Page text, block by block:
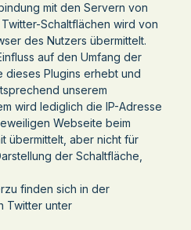
mit den Servern von
Schaltflächen wird von
des Nutzers übermittelt.
auf den Umfang der
dieses Plugins erhebt und
unserem
wird lediglich die IP-Adresse
Webseite beim
übermittelt, aber nicht für
der Schaltfläche,
finden sich in der
Twitter unter